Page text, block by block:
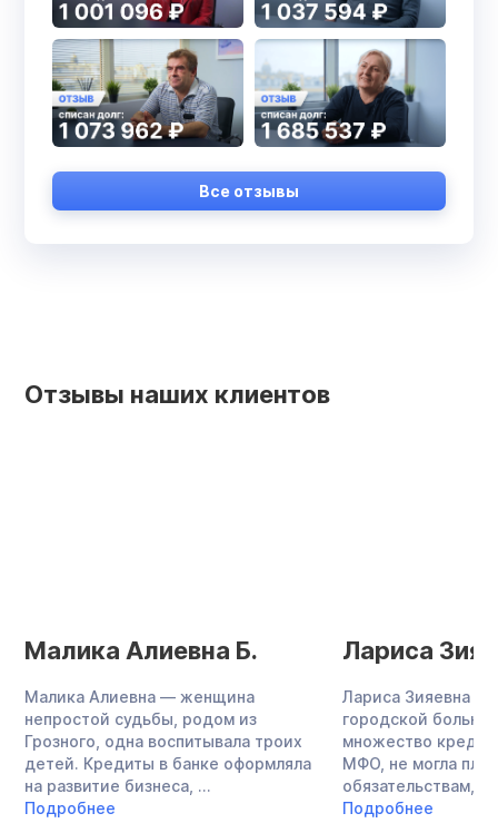
Все отзывы
Отзывы наших клиентов
Малика Алиевна Б.
Малика Алиевна — женщина
непростой судьбы, родом из
Грозного, одна воспитывала троих
детей. Кредиты в банке оформляла
на развитие бизнеса, ...
Подробнее
Лариса
Лариса Зияевна —
городской
множество
МФО, не могла
обязательствам,
Подробнее